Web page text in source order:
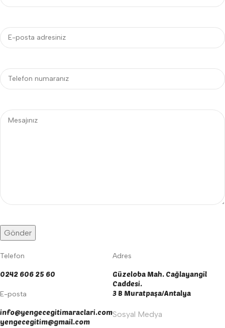
Telefon
0242 606 25 60
E-posta
info@yengecegitimaraclari.com
yengecegitim@gmail.com
Adres
Güzeloba Mah. Cağlayangil
Caddesi.
3 B Muratpaşa/Antalya
Sosyal Medya